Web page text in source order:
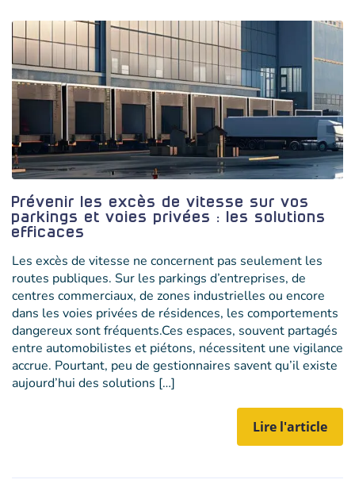
Prévenir les excès de vitesse sur vos
parkings et voies privées : les solutions
efficaces
Les excès de vitesse ne concernent pas seulement les
routes publiques. Sur les parkings d’entreprises, de
centres commerciaux, de zones industrielles ou encore
dans les voies privées de résidences, les comportements
dangereux sont fréquents.Ces espaces, souvent partagés
entre automobilistes et piétons, nécessitent une vigilance
accrue. Pourtant, peu de gestionnaires savent qu’il existe
aujourd’hui des solutions […]
Lire l'article